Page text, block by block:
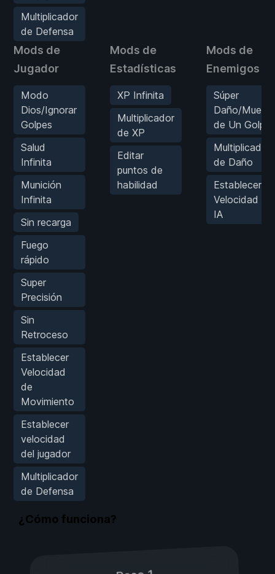
Multiplicador
de Defensa
Mods de
Jugador
Modo
Dios/Ignorar
Golpes
Salud
Infinita
Munición
Infinita
Sin recarga
Fuego
rápido
Super
Precisión
Sin
Retroceso
Establecer
Velocidad
de
Movimiento
Establecer
velocidad
del jugador
Multiplicador
de Defensa
Mods de
Estadísticas
XP Infinita
Multiplicador
de XP
Editar
puntos de
habilidad
Mods de
Enemigos
Súper
Daño/
de Un Golpe
Multiplicador
de Daño
Establecer
Velocidad de
IA
¿Cómo funciona?